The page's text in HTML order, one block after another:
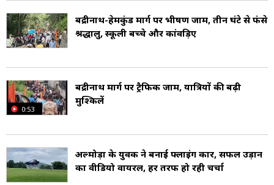
तलहटियां घने वनों से ढकी हुई हैं. यह राज्य बड़ी संख्या में
हिम तेंदुआ, तेंदुआ और बाघ जैसे पशुओं, दुर्लभ पौधों और
जड़ी-बूटियों का घर है (Area and Ecosystem).
2011 की जनगणना के मुताबिक उत्तराखंड की जनसंख्या
(Population) एक करोड़ से ज्यादा है और यहां हर वर्ग
किलोमीटर में 189 लोग रहते हैं (Density). यहां का लिंग
अनुपात 963 है (Sex ratio). इस राज्य की कुल आबादी
का 78.82 फीसदी साक्षर है, जिनमें 87.40% पुरुष और
बद्रीनाथ-हेमकुंड मार्ग पर भीषण जाम, तीन घंटे से फंसे
श्रद्धालु, स्कूली बच्चे और कांवड़िए
0:53
बद्रीनाथ मार्ग पर ट्रैफिक जाम, यात्रियों की बढ़ी
मुश्किलें
अल्मोड़ा के युवक ने बनाई फ्लाइंग कार, सफल उड़ान
का वीडियो वायरल, हर तरफ हो रही चर्चा